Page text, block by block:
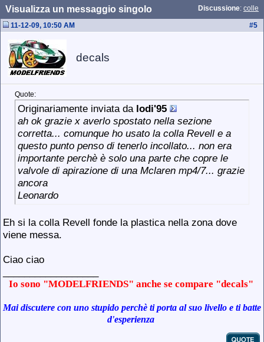
Discussione: colle
Visualizza un messaggio singolo
#5
11-12-09, 10:50 AM
decals
Quote:
Originariamente inviata da lodi'95
ah ok grazie x averlo spostato nella sezione
corretta... comunque ho usato la colla Revell e a
questo punto penso di tenerlo incollato... non era
importante perchè è solo una parte che copre le
valvole di apirazione di una Mclaren mp4/7... grazie
ancora
Leonardo
Eh si la colla Revell fonde la plastica nella zona dove
viene messa.
Ciao ciao
Io sono "MODELFRIENDS" anche se compare "decals"
Mai discutere con uno stupido perchè ti porta al suo livello e ti batte
d'esperienza